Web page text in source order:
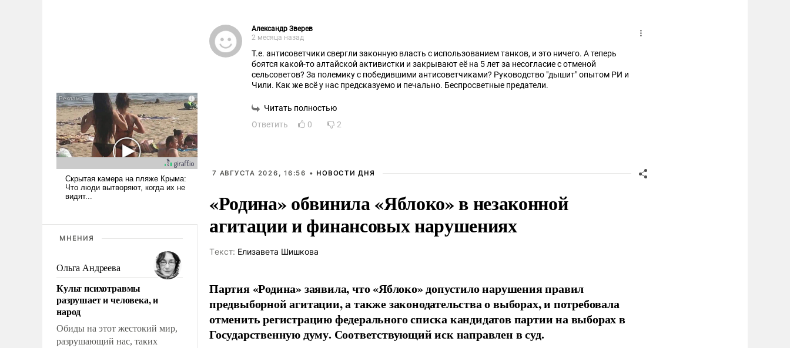
МНЕНИЯ
Ольга Андреева
Культ психотравмы
разрушает и человека, и
народ
Обиды на этот жестокий мир,
разрушающий нас, таких
Александр Зверев
2 месяца назад
Т.е. антисоветчики свергли законную власть с использованием танков, и это ничего. А теперь
боятся какой-то алтайской активистки и закрывают её на 5 лет за несогласие с отменой
сельсоветов? За полемику с победившими антисоветчиками? Руководство "дышит" опытом РИ и
Чили. Как же всё у нас предсказуемо и печально. Беспросветные предатели.
Читать полностью
Ответить
0 2
7 АВГУСТА 2026, 16:56 • НОВОСТИ ДНЯ
«Родина» обвинила «Яблоко» в незаконной
агитации и финансовых нарушениях
Tекст: Елизавета Шишкова
Партия «Родина» заявила, что «Яблоко» допустило нарушения правил
предвыборной агитации, а также законодательства о выборах, и потребовала
отменить регистрацию федерального списка кандидатов партии на выборах в
Государственную думу. Соответствующий иск направлен в суд.